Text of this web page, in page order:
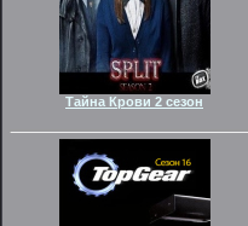
Тайна Крови 2 сезон